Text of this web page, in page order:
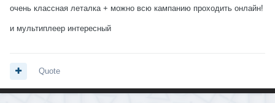
очень классная леталка + можно всю кампанию проходить онлайн!
и мультиплеер интересный
Quote